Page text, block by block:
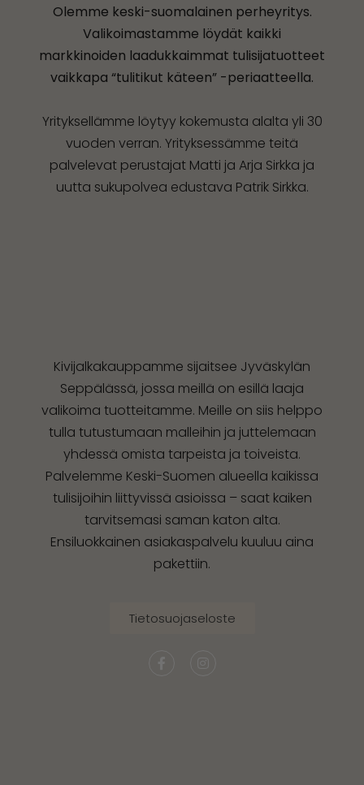
Olemme keski-suomalainen perheyritys.
Valikoimastamme löydät kaikki
markkinoiden laadukkaimmat tulisijatuotteet
vaikkapa “tulitikut käteen” -periaatteella.
Yrityksellämme löytyy kokemusta alalta yli 30
vuoden verran. Yrityksessämme teitä
palvelevat perustajat Matti ja Arja Sirkka ja
uutta sukupolvea edustava Patrik Sirkka.
Kivijalkakauppamme sijaitsee Jyväskylän
Seppälässä, jossa meillä on esillä laaja
valikoima tuotteitamme. Meille on siis helppo
tulla tutustumaan malleihin ja juttelemaan
yhdessä omista tarpeista ja toiveista.
Palvelemme Keski-Suomen alueella kaikissa
tulisijoihin liittyvissä asioissa – saat kaiken
tarvitsemasi saman katon alta.
Ensiluokkainen asiakaspalvelu kuuluu aina
pakettiin.
Tietosuojaseloste